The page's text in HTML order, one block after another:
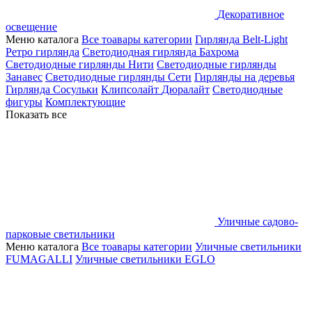
Декоративное
освещение
Меню каталога Все тоавары категории Гирлянда Belt-Light
Ретро гирлянда Светодиодная гирлянда Бахрома
Светодиодные гирлянды Нити Светодиодные гирлянды
Занавес Светодиодные гирлянды Сети Гирлянды на деревья
Гирлянда Сосульки Клипсолайт Дюралайт Светодиодные
фигуры Комплектующие
Показать все
Уличные садово-
парковые светильники
Меню каталога Все тоавары категории Уличные светильники
FUMAGALLI Уличные светильники EGLO